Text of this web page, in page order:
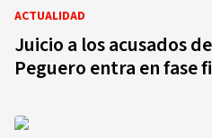
ACTUALIDAD
Juicio a los acusados
Peguero entra en fase